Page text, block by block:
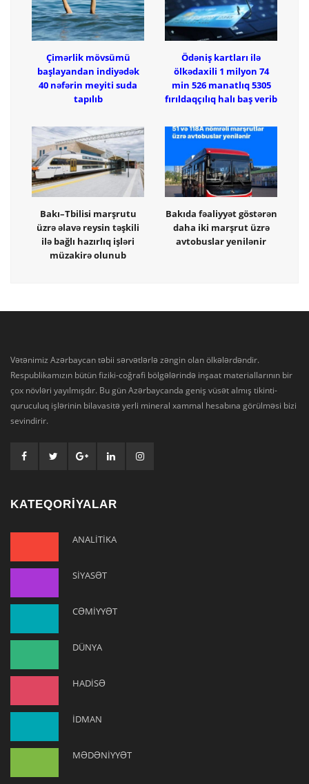
Çimərlik mövsümü
başlayandan indiyədək
40 nəfərin meyiti suda
tapılıb
Ödəniş kartları ilə
ölkədaxili 1 milyon 74
min 526 manatlıq 5305
fırıldaqçılıq halı baş verib
Bakı–Tbilisi marşrutu
üzrə əlavə reysin təşkili
ilə bağlı hazırlıq işləri
müzakirə olunub
Bakıda fəaliyyət göstərən
daha iki marşrut üzrə
avtobuslar yenilənir
Vətənimiz Azərbaycan təbii sərvətlərlə zəngin olan ölkələrdəndir.
Respublikamızın bütün fiziki-coğrafi bölgələrində inşaat materiallarının bir
çox növləri yayılmışdır. Bu gün Azərbaycanda geniş vüsət almış tikinti-
quruculuq işlərinin bilavasitə yerli mineral xammal hesabına görülməsi bizi
sevindirir.
KATEQORİYALAR
ANALİTİKA
SİYASƏT
CƏMİYYƏT
DÜNYA
HADİSƏ
İDMAN
MƏDƏNİYYƏT